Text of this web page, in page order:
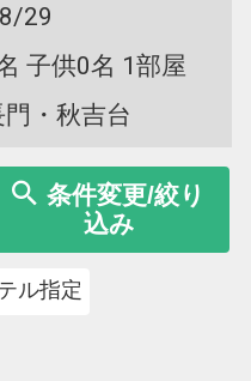
29
子供0名 1部屋
・秋吉台
条件変更/絞り
込み
ル指定